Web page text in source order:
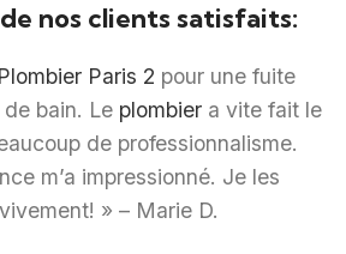
nos clients satisfaits:
Plombier Paris 2 pour une fuite
bain. Le plombier a vite fait le
de professionnalisme.
m’a impressionné. Je les
» – Marie D.